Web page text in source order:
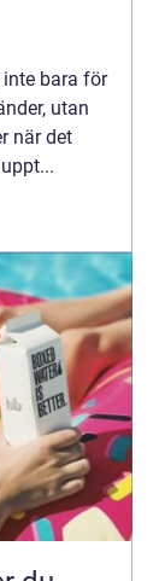
inte bara för
utan
när det